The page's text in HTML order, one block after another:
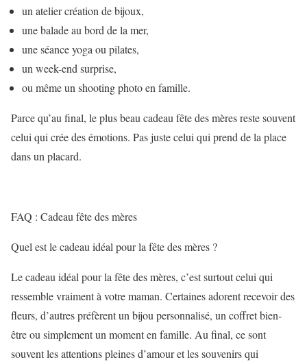
un atelier création de bijoux,
une balade au bord de la mer,
une séance yoga ou pilates,
un week-end surprise,
ou même un shooting photo en famille.
Parce qu’au final, le plus beau cadeau fête des mères reste souvent
celui qui crée des émotions. Pas juste celui qui prend de la place
dans un placard.
FAQ : Cadeau fête des mères
Quel est le cadeau idéal pour la fête des mères ?
Le cadeau idéal pour la fête des mères, c’est surtout celui qui
ressemble vraiment à votre maman. Certaines adorent recevoir des
fleurs, d’autres préfèrent un bijou personnalisé, un coffret bien-
être ou simplement un moment en famille. Au final, ce sont
souvent les attentions pleines d’amour et les souvenirs qui